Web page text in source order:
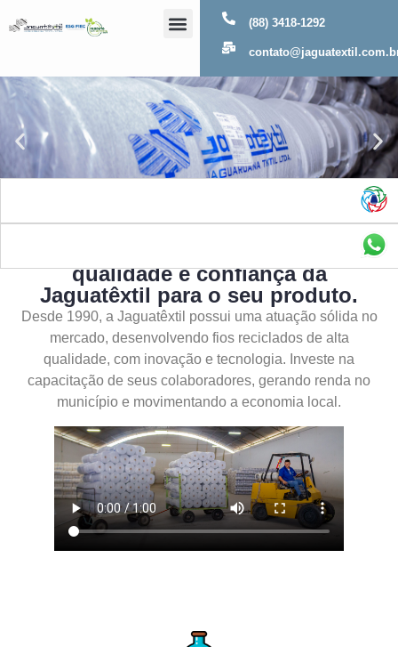
(88) 3418-1292
qualidade e confiança da
Jaguatêxtil para o seu produto.
Desde 1990, a Jaguatêxtil possui uma atuação sólida no
mercado, desenvolvendo fios reciclados de alta
qualidade, com inovação e tecnologia. Investe na
capacitação de seus colaboradores, gerando renda no
município e movimentando a economia local.